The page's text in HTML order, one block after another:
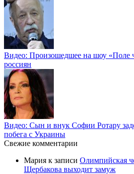
Видео: Произошедшее на шоу «Поле
россиян
Видео: Сын и внук Софии Ротару
побега с Украины
Свежие комментарии
Мария к записи Олимпийская
Щербакова выходит замуж